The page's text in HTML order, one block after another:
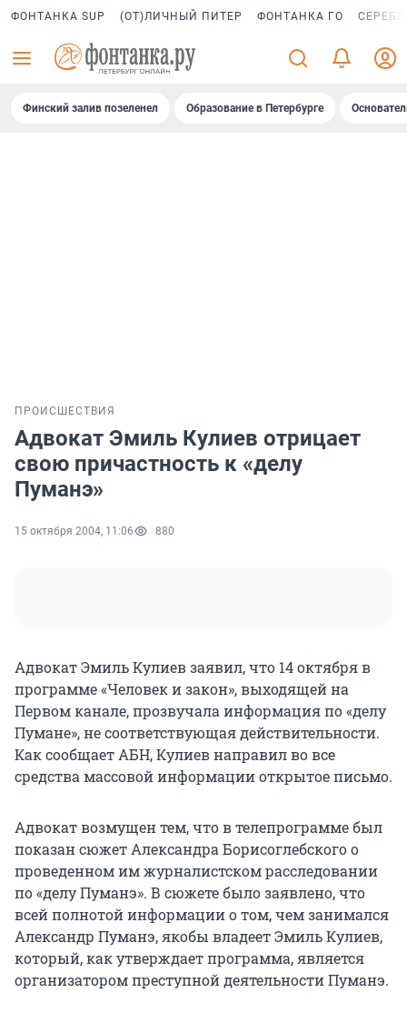
ФОНТАНКА SUP (ОТ)ЛИЧНЫЙ ПИТЕР ФОНТАНКА ГО
Финский залив позеленел Образование в Петербурге
ПРОИСШЕСТВИЯ
Адвокат Эмиль Кулиев отрицает
свою причастность к «делу
Пуманэ»
15 октября 2004, 11:06 880
Адвокат Эмиль Кулиев заявил, что 14 октября в
программе «Человек и закон», выходящей на
Первом канале, прозвучала информация по «делу
Пумане», не соответствующая действительности.
Как сообщает АБН, Кулиев направил во все
средства массовой информации открытое письмо.
Адвокат возмущен тем, что в телепрограмме был
показан сюжет Александра Борисоглебского о
проведенном им журналистском расследовании
по «делу Пуманэ». В сюжете было заявлено, что
всей полнотой информации о том, чем занимался
Александр Пуманэ, якобы владеет Эмиль Кулиев,
который, как утверждает программа, является
организатором преступной деятельности Пуманэ.